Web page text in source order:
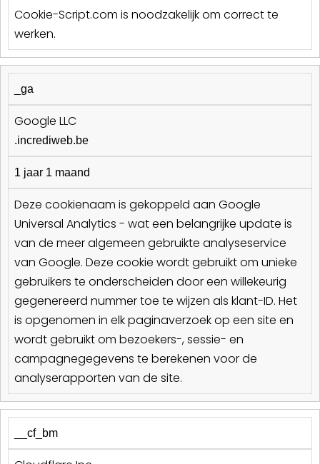
Cookie-Script.com is noodzakelijk om correct te
werken.
_ga
Google LLC
.incrediweb.be
1 jaar 1 maand
Deze cookienaam is gekoppeld aan Google
Universal Analytics - wat een belangrijke update is
van de meer algemeen gebruikte analyseservice
van Google. Deze cookie wordt gebruikt om unieke
gebruikers te onderscheiden door een willekeurig
gegenereerd nummer toe te wijzen als klant-ID. Het
is opgenomen in elk paginaverzoek op een site en
wordt gebruikt om bezoekers-, sessie- en
campagnegegevens te berekenen voor de
analyserapporten van de site.
__cf_bm